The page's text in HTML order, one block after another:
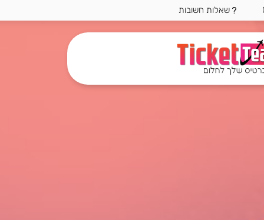
שאלות חשובות